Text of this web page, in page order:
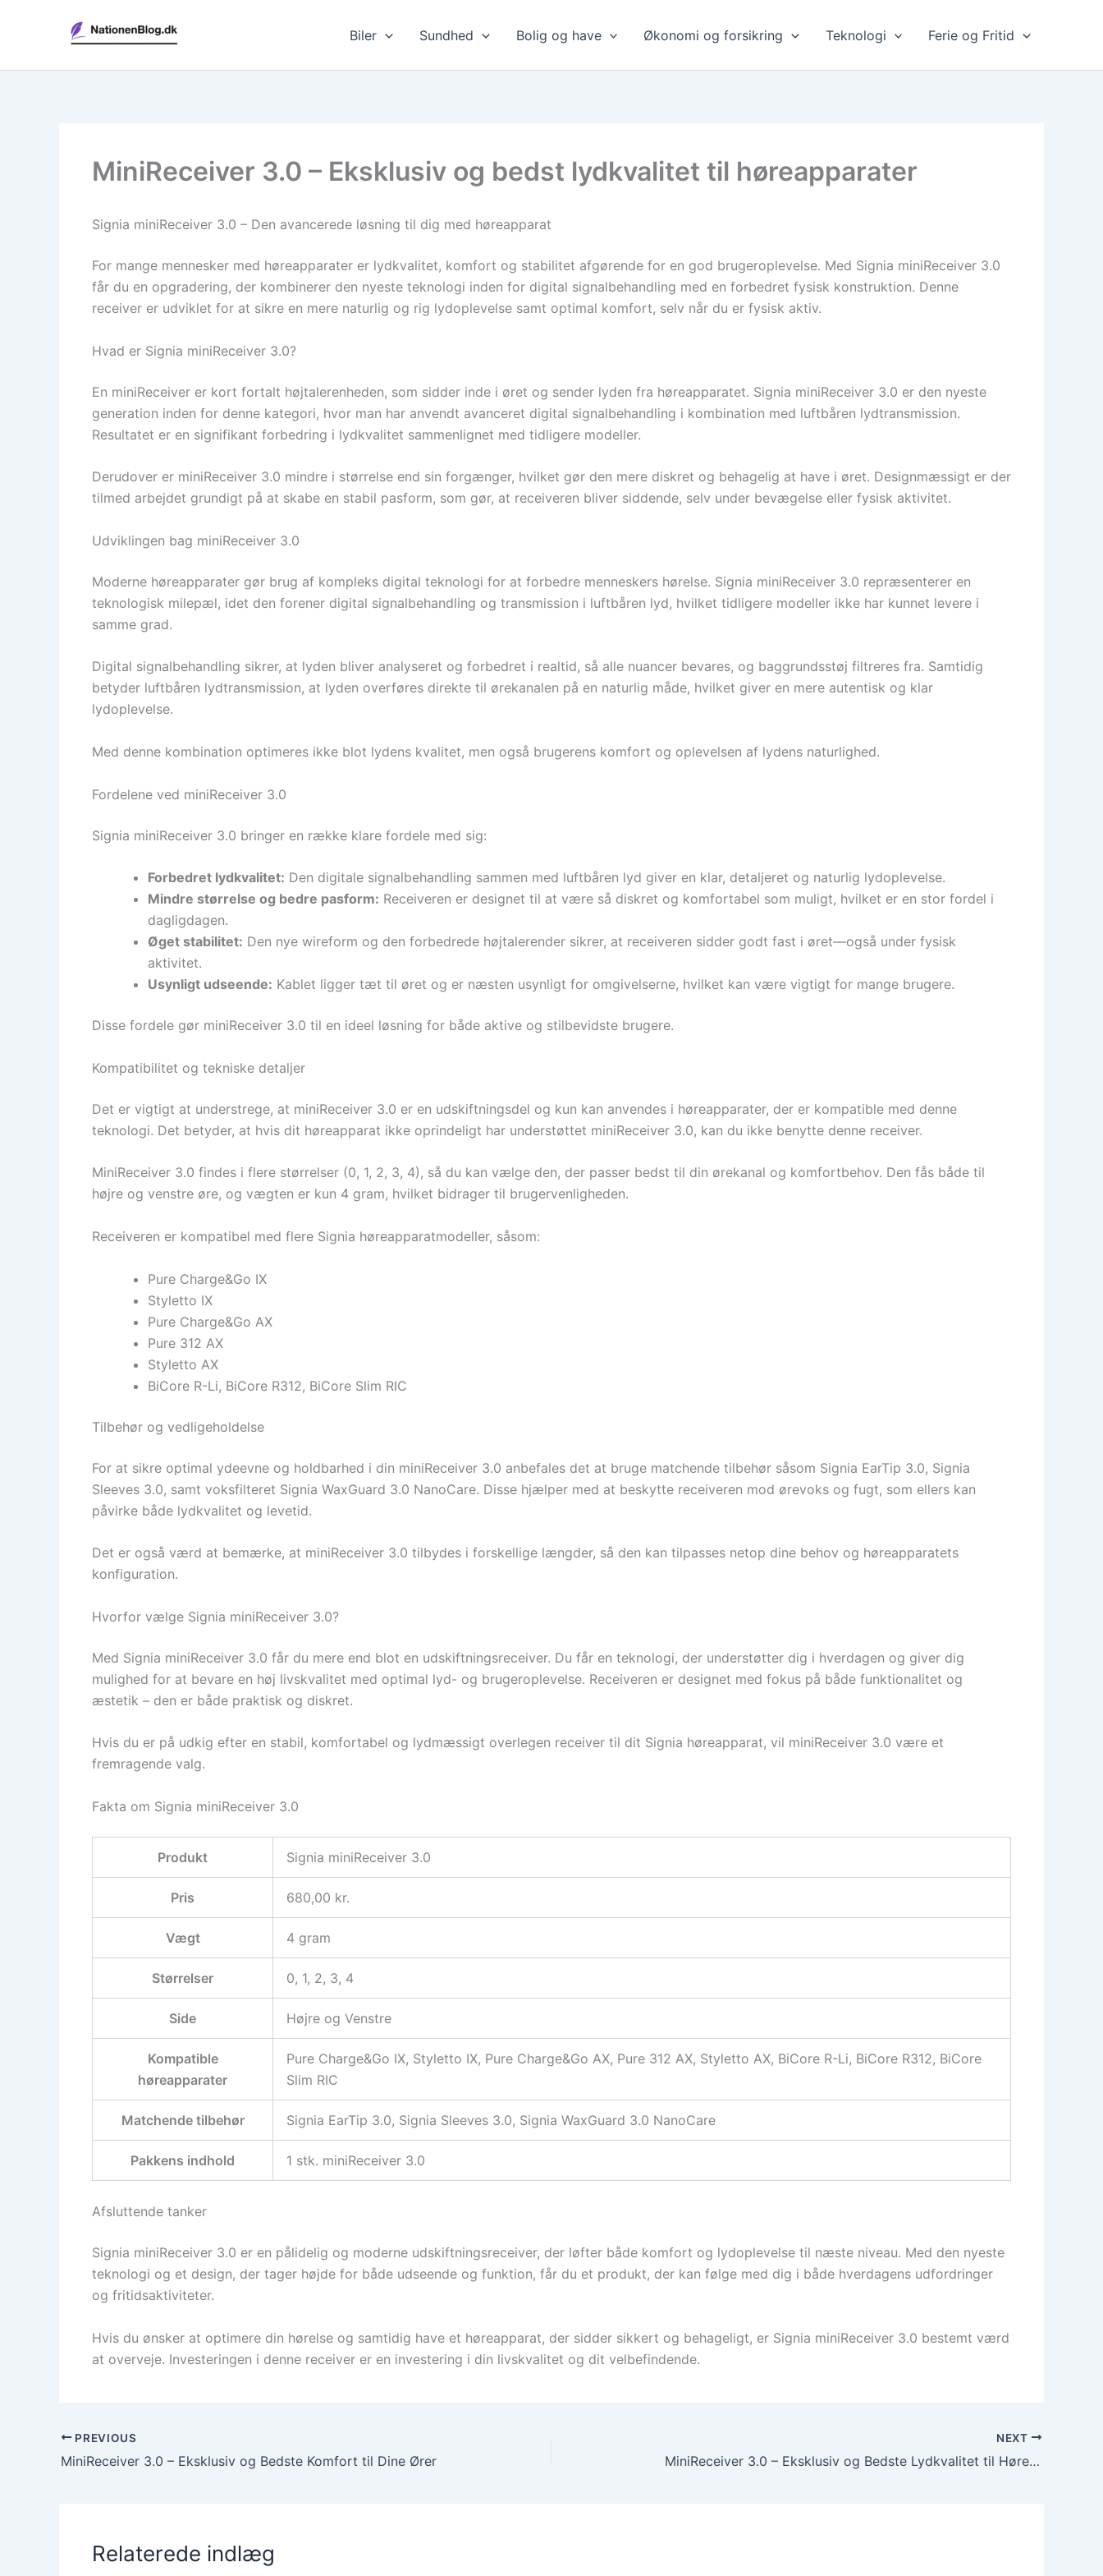
Biler Sundhed Bolig og have Økonomi og forsikring Teknologi Ferie og Fritid
MiniReceiver 3.0 – Eksklusiv og bedst lydkvalitet til høreapparater
Signia miniReceiver 3.0 – Den avancerede løsning til dig med høreapparat
For mange mennesker med høreapparater er lydkvalitet, komfort og stabilitet afgørende for en god brugeroplevelse. Med Signia miniReceiver 3.0
får du en opgradering, der kombinerer den nyeste teknologi inden for digital signalbehandling med en forbedret fysisk konstruktion. Denne
receiver er udviklet for at sikre en mere naturlig og rig lydoplevelse samt optimal komfort, selv når du er fysisk aktiv.
Hvad er Signia miniReceiver 3.0?
En miniReceiver er kort fortalt højtalerenheden, som sidder inde i øret og sender lyden fra høreapparatet. Signia miniReceiver 3.0 er den nyeste
generation inden for denne kategori, hvor man har anvendt avanceret digital signalbehandling i kombination med luftbåren lydtransmission.
Resultatet er en signifikant forbedring i lydkvalitet sammenlignet med tidligere modeller.
Derudover er miniReceiver 3.0 mindre i størrelse end sin forgænger, hvilket gør den mere diskret og behagelig at have i øret. Designmæssigt er der
tilmed arbejdet grundigt på at skabe en stabil pasform, som gør, at receiveren bliver siddende, selv under bevægelse eller fysisk aktivitet.
Udviklingen bag miniReceiver 3.0
Moderne høreapparater gør brug af kompleks digital teknologi for at forbedre menneskers hørelse. Signia miniReceiver 3.0 repræsenterer en
teknologisk milepæl, idet den forener digital signalbehandling og transmission i luftbåren lyd, hvilket tidligere modeller ikke har kunnet levere i
samme grad.
Digital signalbehandling sikrer, at lyden bliver analyseret og forbedret i realtid, så alle nuancer bevares, og baggrundsstøj filtreres fra. Samtidig
betyder luftbåren lydtransmission, at lyden overføres direkte til ørekanalen på en naturlig måde, hvilket giver en mere autentisk og klar
lydoplevelse.
Med denne kombination optimeres ikke blot lydens kvalitet, men også brugerens komfort og oplevelsen af lydens naturlighed.
Fordelene ved miniReceiver 3.0
Signia miniReceiver 3.0 bringer en række klare fordele med sig:
Forbedret lydkvalitet: Den digitale signalbehandling sammen med luftbåren lyd giver en klar, detaljeret og naturlig lydoplevelse.
Mindre størrelse og bedre pasform: Receiveren er designet til at være så diskret og komfortabel som muligt, hvilket er en stor fordel i
dagligdagen.
Øget stabilitet: Den nye wireform og den forbedrede højtalerender sikrer, at receiveren sidder godt fast i øret—også under fysisk
aktivitet.
Usynligt udseende: Kablet ligger tæt til øret og er næsten usynligt for omgivelserne, hvilket kan være vigtigt for mange brugere.
Disse fordele gør miniReceiver 3.0 til en ideel løsning for både aktive og stilbevidste brugere.
Kompatibilitet og tekniske detaljer
Det er vigtigt at understrege, at miniReceiver 3.0 er en udskiftningsdel og kun kan anvendes i høreapparater, der er kompatible med denne
teknologi. Det betyder, at hvis dit høreapparat ikke oprindeligt har understøttet miniReceiver 3.0, kan du ikke benytte denne receiver.
MiniReceiver 3.0 findes i flere størrelser (0, 1, 2, 3, 4), så du kan vælge den, der passer bedst til din ørekanal og komfortbehov. Den fås både til
højre og venstre øre, og vægten er kun 4 gram, hvilket bidrager til brugervenligheden.
Receiveren er kompatibel med flere Signia høreapparatmodeller, såsom:
Pure Charge&Go IX
Styletto IX
Pure Charge&Go AX
Pure 312 AX
Styletto AX
BiCore R-Li, BiCore R312, BiCore Slim RIC
Tilbehør og vedligeholdelse
For at sikre optimal ydeevne og holdbarhed i din miniReceiver 3.0 anbefales det at bruge matchende tilbehør såsom Signia EarTip 3.0, Signia
Sleeves 3.0, samt voksfilteret Signia WaxGuard 3.0 NanoCare. Disse hjælper med at beskytte receiveren mod ørevoks og fugt, som ellers kan
påvirke både lydkvalitet og levetid.
Det er også værd at bemærke, at miniReceiver 3.0 tilbydes i forskellige længder, så den kan tilpasses netop dine behov og høreapparatets
konfiguration.
Hvorfor vælge Signia miniReceiver 3.0?
Med Signia miniReceiver 3.0 får du mere end blot en udskiftningsreceiver. Du får en teknologi, der understøtter dig i hverdagen og giver dig
mulighed for at bevare en høj livskvalitet med optimal lyd- og brugeroplevelse. Receiveren er designet med fokus på både funktionalitet og
æstetik – den er både praktisk og diskret.
Hvis du er på udkig efter en stabil, komfortabel og lydmæssigt overlegen receiver til dit Signia høreapparat, vil miniReceiver 3.0 være et
fremragende valg.
Fakta om Signia miniReceiver 3.0
Produkt Signia miniReceiver 3.0
Pris 680,00 kr.
Vægt 4 gram
Størrelser 0, 1, 2, 3, 4
Side Højre og Venstre
Kompatible
høreapparater
Pure Charge&Go IX, Styletto IX, Pure Charge&Go AX, Pure 312 AX, Styletto AX, BiCore R-Li, BiCore R312, BiCore
Slim RIC
Matchende tilbehør Signia EarTip 3.0, Signia Sleeves 3.0, Signia WaxGuard 3.0 NanoCare
Pakkens indhold 1 stk. miniReceiver 3.0
Afsluttende tanker
Signia miniReceiver 3.0 er en pålidelig og moderne udskiftningsreceiver, der løfter både komfort og lydoplevelse til næste niveau. Med den nyeste
teknologi og et design, der tager højde for både udseende og funktion, får du et produkt, der kan følge med dig i både hverdagens udfordringer
og fritidsaktiviteter.
Hvis du ønsker at optimere din hørelse og samtidig have et høreapparat, der sidder sikkert og behageligt, er Signia miniReceiver 3.0 bestemt værd
at overveje. Investeringen i denne receiver er en investering i din livskvalitet og dit velbefindende.
PREVIOUS
MiniReceiver 3.0 – Eksklusiv og Bedste Komfort til Dine Ører
NEXT
MiniReceiver 3.0 – Eksklusiv og Bedste Lydkvalitet til Høreapparater
Relaterede indlæg